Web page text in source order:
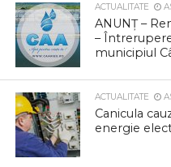
ACTUALITATE
ANUNȚ –
–
municipiul
ACTUALITATE
Canicula
energie